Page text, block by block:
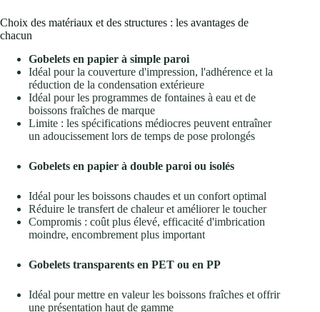
Choix des matériaux et des structures : les avantages de
chacun
Gobelets en papier à simple paroi
Idéal pour la couverture d'impression, l'adhérence et la
réduction de la condensation extérieure
Idéal pour les programmes de fontaines à eau et de
boissons fraîches de marque
Limite : les spécifications médiocres peuvent entraîner
un adoucissement lors de temps de pose prolongés
Gobelets en papier à double paroi ou isolés
Idéal pour les boissons chaudes et un confort optimal
Réduire le transfert de chaleur et améliorer le toucher
Compromis : coût plus élevé, efficacité d'imbrication
moindre, encombrement plus important
Gobelets transparents en PET ou en PP
Idéal pour mettre en valeur les boissons fraîches et offrir
une présentation haut de gamme